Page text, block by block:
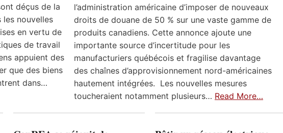
déçus de la
les nouvelles
en vertu de
de travail
appuient des
que des biens
dans…
l’administration américaine d’imposer de nouveaux
droits de douane de 50 % sur une vaste gamme de
produits canadiens. Cette annonce ajoute une
importante source d’incertitude pour les
manufacturiers québécois et fragilise davantage
des chaînes d’approvisionnement nord-américaines
hautement intégrées. Les nouvelles mesures
toucheraient notamment plusieurs… Read More…